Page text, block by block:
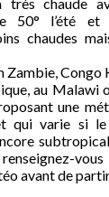
50° l’été
chaudes
Zambie, Congo
au Malawi
une
qui varie si
avant de